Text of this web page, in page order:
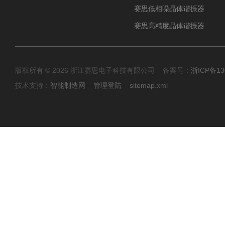
赛思低相噪晶体谐振器
赛思高精度晶体谐振器
版权所有 © 2026 浙江赛思电子科技有限公司 备案号： 浙ICP备
技术支持： 智能制造网 管理登陆 sitemap.xml